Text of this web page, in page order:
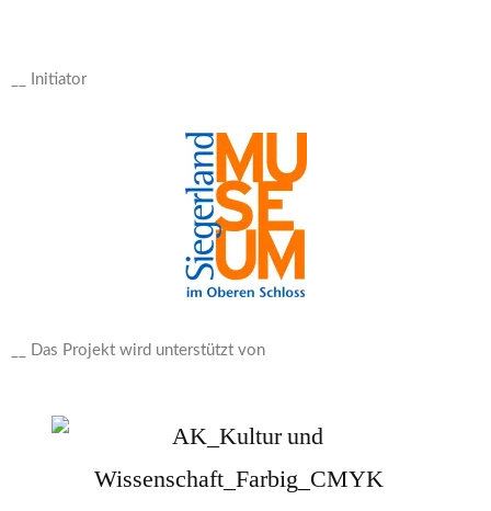
__ Initiator
__ Das Projekt wird unterstützt von